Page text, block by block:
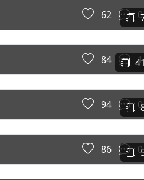
62 0
84 1
94 0
86 0